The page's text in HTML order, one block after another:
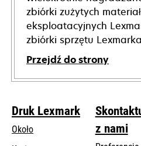
zbiórki zużytych
eksploatacyjnych
zbiórki sprzętu
Przejdź do strony
Druk Lexmark
Około
z nami